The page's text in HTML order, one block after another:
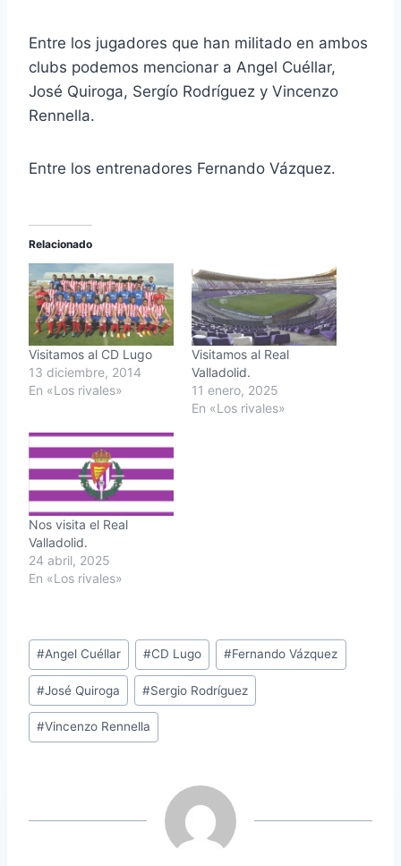
Entre los jugadores que han militado en ambos
clubs podemos mencionar a Angel Cuéllar,
José Quiroga, Sergío Rodríguez y Vincenzo
Rennella.
Entre los entrenadores Fernando Vázquez.
Relacionado
Visitamos al CD Lugo
13 diciembre, 2014
En «Los rivales»
Visitamos al Real
Valladolid.
11 enero, 2025
En «Los rivales»
Nos visita el Real
Valladolid.
24 abril, 2025
En «Los rivales»
Etiquetas
de
la
entrada:
#Angel Cuéllar #CD Lugo #Fernando Vázquez
#José Quiroga #Sergio Rodríguez
#Vincenzo Rennella